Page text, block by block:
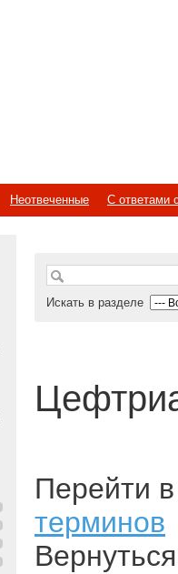
Неотвеченные С ответами
Искать в разделе
Перейти
терминов